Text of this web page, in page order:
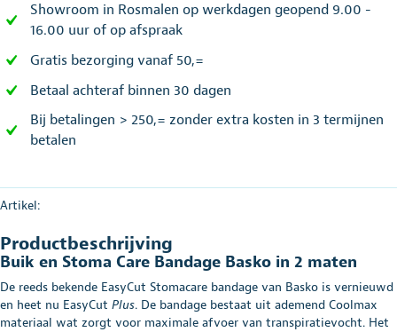
Showroom in Rosmalen op werkdagen geopend 9.00 -
16.00 uur of op afspraak
Gratis bezorging vanaf 50,=
Betaal achteraf binnen 30 dagen
Bij betalingen > 250,= zonder extra kosten in 3 termijnen
betalen
Artikel:
Productbeschrijving
Buik en Stoma Care Bandage Basko in 2 maten
De reeds bekende EasyCut Stomacare bandage van Basko is vernieuwd
en heet nu EasyCut Plus. De bandage bestaat uit ademend Coolmax
materiaal wat zorgt voor maximale afvoer van transpiratievocht. Het